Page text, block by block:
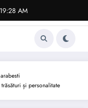
AM
și personalitate